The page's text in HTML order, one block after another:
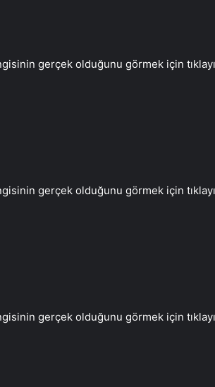
gerçek olduğunu görmek için
gerçek olduğunu görmek için
gerçek olduğunu görmek için